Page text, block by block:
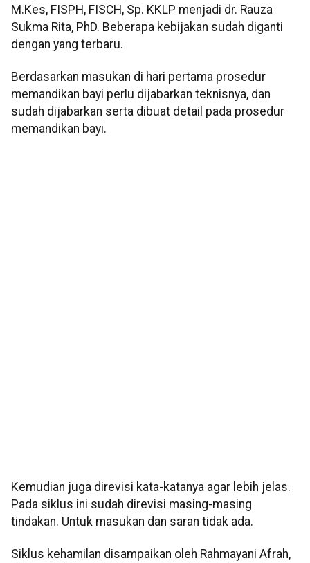
M.Kes, FISPH, FISCH, Sp. KKLP menjadi dr. Rauza
Sukma Rita, PhD. Beberapa kebijakan sudah diganti
dengan yang terbaru.
Berdasarkan masukan di hari pertama prosedur
memandikan bayi perlu dijabarkan teknisnya, dan
sudah dijabarkan serta dibuat detail pada prosedur
memandikan bayi.
Kemudian juga direvisi kata-katanya agar lebih jelas.
Pada siklus ini sudah direvisi masing-masing
tindakan. Untuk masukan dan saran tidak ada.
Siklus kehamilan disampaikan oleh Rahmayani Afrah,